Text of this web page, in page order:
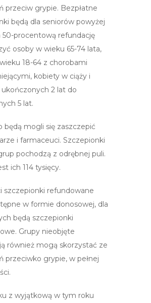
przeciw grypie. Bezpłatne
będą dla seniorów powyżej
50-procentową refundację
osoby w wieku 65-74 lata,
18-64 z chorobami
kobiety w ciąży i
2 lat do
5 lat.
będą mogli się zaszczepić
i farmaceuci. Szczepionki
pochodzą z odrębnej puli.
ich 114 tysięcy.
szczepionki refundowane
w formie donosowej, dla
będą szczepionki
Grupy nieobjęte
również mogą skorzystać ze
przeciwko grypie, w pełnej
z wyjątkową w tym roku